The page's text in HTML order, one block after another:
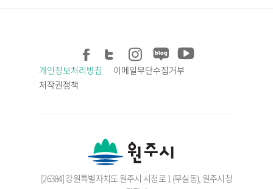
개인정보처리방침
이메일무단수집거부
저작권정책
[26384] 강원특별자치도 원주시 시청로 1 (무실동), 원주시청